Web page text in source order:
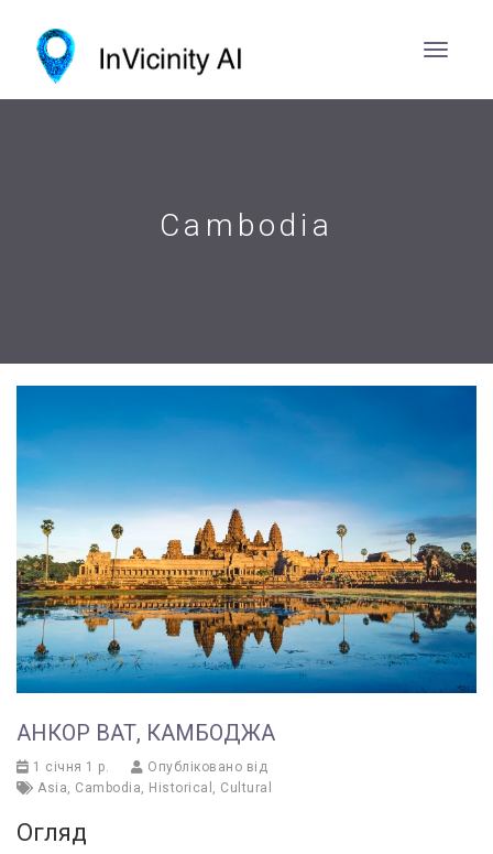
Cambodia
АНКОР ВАТ, КАМБОДЖА
1 січня 1 р.
Опубліковано від
Asia
Cambodia Historical Cultural
Огляд